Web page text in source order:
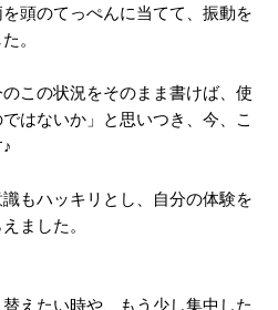
頭のてっぺんに当てて、 振動を
。
この状況をそのまま書けば、 使
はないか」と思いつき、 今、こ
もハッキリとし、 自分の体験を
ました。
えたい時や、 もう少し集中した